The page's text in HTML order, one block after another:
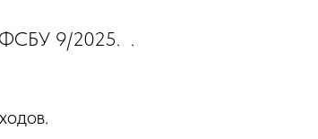
ФСБУ 9/2025. .